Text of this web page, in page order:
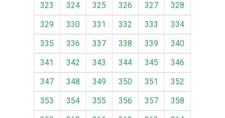
323
324 325 326 327
328
329
330 331 332 333
334
335
336 337 338 339
340
341
342 343 344 345
346
347
348 349 350 351
352
353
354 355 356 357
358